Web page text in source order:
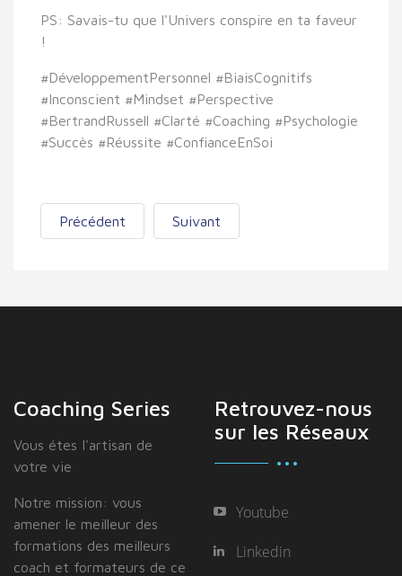
PS: Savais-tu que l'Univers conspire en ta faveur
!
#DéveloppementPersonnel #BiaisCognitifs
#Inconscient #Mindset #Perspective
#BertrandRussell #Clarté #Coaching #Psychologie
#Succès #Réussite #ConfianceEnSoi
Précédent Suivant
Coaching Series
Vous étes I'artisan de
votre vie
Notre mission: vous
amener le meilleur des
formations des meilleurs
coach et formateurs de ce
Retrouvez-nous
sur les Réseaux
Youtube
Linkedin